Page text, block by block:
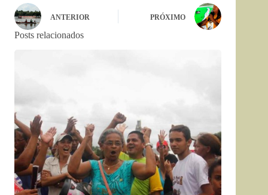
ANTERIOR PRÓXIMO
Posts relacionados